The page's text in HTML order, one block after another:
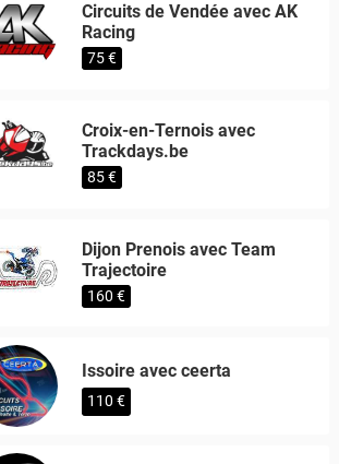
Circuits de Vendée avec AK
Racing
75 €
Croix-en-Ternois avec
Trackdays.be
85 €
Dijon Prenois avec Team
Trajectoire
160 €
Issoire avec ceerta
110 €